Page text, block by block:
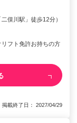
俣川駅」徒歩12分）
フト免許お持ちの方
載終了日： 2027/04/29